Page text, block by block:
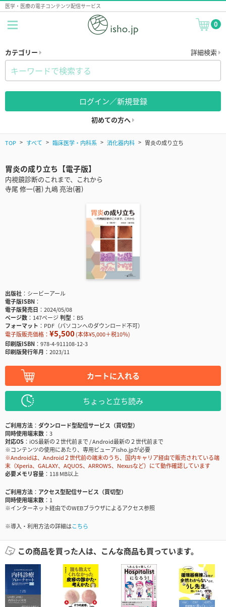
医学・医療の電子コンテンツ配信サービス
0
カテゴリー 詳細検索
ログイン／新規登録
初めての方へ
TOP すべて 臨床医学・内科系 消化器内科 胃炎の成り立ち
胃炎の成り立ち【電子版】
内視鏡診断のこれまで、これから
寺尾 修一(著) 九嶋 亮治(著)
出版社
シービーアール
電子版ISBN
電子版発売日
2024/05/08
ページ数
147ページ判型
B5
フォーマット
PDF（パソコンへのダウンロード不可）
電子版販売価格： ¥5,500(本体¥5,000＋税10％)
印刷版ISBN
978-4-911108-12-3
印刷版発行年月
2023/11
カートに入れる
ちょっと立ち読み
ご利用方法
ダウンロード型配信サービス（買切型）
同時使用端末数
3
対応OS
iOS最新の２世代前まで / Android最新の２世代前まで
※コンテンツの使用にあたり、専用ビューアisho.jpが必要
※Androidは、Android２世代前の端末のうち、国内キャリア経由で販売されている端
末（Xperia、GALAXY、AQUOS、ARROWS、Nexusなど）にて動作確認しています
必要メモリ容量
118 MB以上
ご利用方法
アクセス型配信サービス（買切型）
同時使用端末数
1
※インターネット経由でのWEBブラウザによるアクセス参照
※導入・利用方法の詳細はこちら
この商品を買った人は、こんな商品も買っています。